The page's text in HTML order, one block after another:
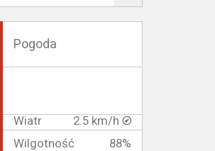
Pogoda
Wiatr
2.5 km/h
Wilgotność
88%